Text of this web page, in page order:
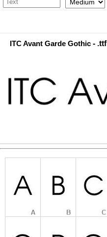
ITC Avant Garde Gothic - .ttf